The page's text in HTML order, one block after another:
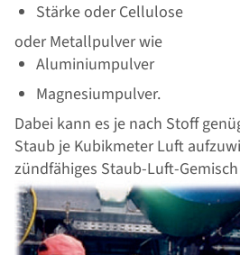
h Stärke oder Cellulose
oder Metallpulver wie
Aluminiumpulver
Magnesiumpulver.
Dabei kann es je nach Stoff
Staub je Kubikmeter Luft
zündfähiges Staub-Luft-